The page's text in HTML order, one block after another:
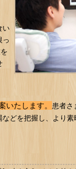
い
っ
いたします。 患者さ
どを把握し、より